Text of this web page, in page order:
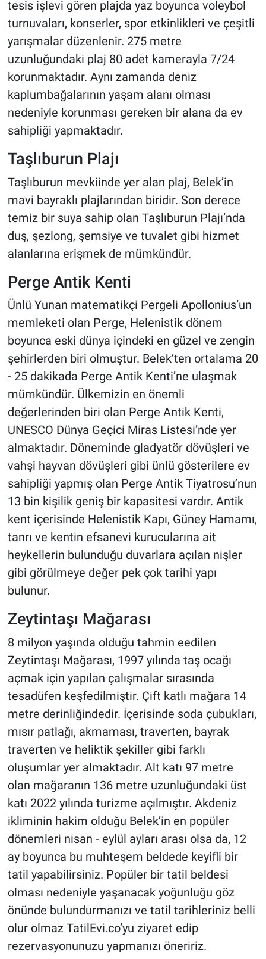
tesis işlevi gören plajda yaz boyunca voleybol
turnuvaları, konserler, spor etkinlikleri ve çeşitli
yarışmalar düzenlenir. 275 metre
uzunluğundaki plaj 80 adet kamerayla 7/24
korunmaktadır. Aynı zamanda deniz
kaplumbağalarının yaşam alanı olması
nedeniyle korunması gereken bir alana da ev
sahipliği yapmaktadır.
Taşlıburun Plajı
Taşlıburun mevkiinde yer alan plaj, Belek’in
mavi bayraklı plajlarından biridir. Son derece
temiz bir suya sahip olan Taşlıburun Plajı’nda
duş, şezlong, şemsiye ve tuvalet gibi hizmet
alanlarına erişmek de mümkündür.
Perge Antik Kenti
Ünlü Yunan matematikçi Pergeli Apollonius’un
memleketi olan Perge, Helenistik dönem
boyunca eski dünya içindeki en güzel ve zengin
şehirlerden biri olmuştur. Belek’ten ortalama 20
- 25 dakikada Perge Antik Kenti’ne ulaşmak
mümkündür. Ülkemizin en önemli
değerlerinden biri olan Perge Antik Kenti,
UNESCO Dünya Geçici Miras Listesi’nde yer
almaktadır. Döneminde gladyatör dövüşleri ve
vahşi hayvan dövüşleri gibi ünlü gösterilere ev
sahipliği yapmış olan Perge Antik Tiyatrosu’nun
13 bin kişilik geniş bir kapasitesi vardır. Antik
kent içerisinde Helenistik Kapı, Güney Hamamı,
tanrı ve kentin efsanevi kurucularına ait
heykellerin bulunduğu duvarlara açılan nişler
gibi görülmeye değer pek çok tarihi yapı
bulunur.
Zeytintaşı Mağarası
8 milyon yaşında olduğu tahmin eedilen
Zeytintaşı Mağarası, 1997 yılında taş ocağı
açmak için yapılan çalışmalar sırasında
tesadüfen keşfedilmiştir. Çift katlı mağara 14
metre derinliğindedir. İçerisinde soda çubukları,
mısır patlağı, akmaması, traverten, bayrak
traverten ve heliktik şekiller gibi farklı
oluşumlar yer almaktadır. Alt katı 97 metre
olan mağaranın 136 metre uzunluğundaki üst
katı 2022 yılında turizme açılmıştır. Akdeniz
ikliminin hakim olduğu Belek’in en popüler
dönemleri nisan - eylül ayları arası olsa da, 12
ay boyunca bu muhteşem beldede keyifli bir
tatil yapabilirsiniz. Popüler bir tatil beldesi
olması nedeniyle yaşanacak yoğunluğu göz
önünde bulundurmanızı ve tatil tarihleriniz belli
olur olmaz TatilEvi.co’yu ziyaret edip
rezervasyonunuzu yapmanızı öneririz.